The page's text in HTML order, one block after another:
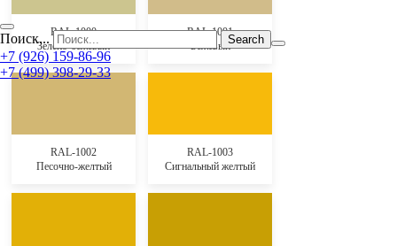
Поиск...
+7 (926) 159-86-96
+7 (499) 398-29-33
RAL-1000
Зелено-бежевый
RAL-1001
Бежевый
RAL-1002
Песочно-желтый
RAL-1003
Сигнальный желтый